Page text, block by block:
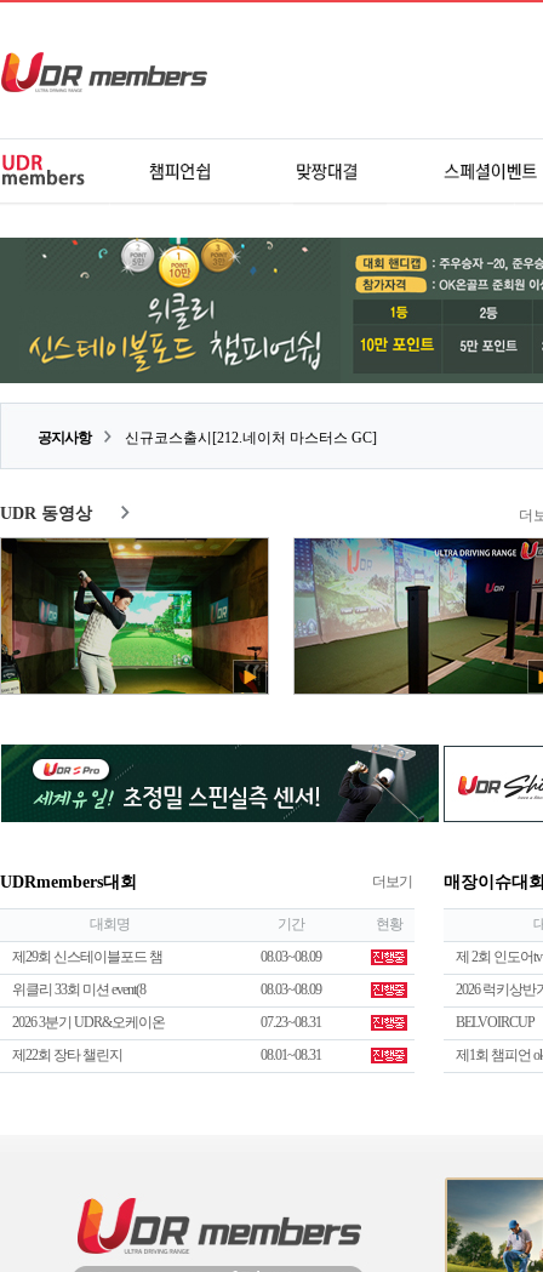
공지사항 신규코스출시[212.네이처 마스터스 GC]
UDR 동영상 더
UDRmembers대회 더보기
대회명 기간
현황
제29회 신스테이블포드 챔
08.03~08.09
위클리 33회 미션 event(8
08.03~08.09
2026 3분기 UDR&오케이온
07.23~08.31
제22회 장타 챌린지
08.01~08.31
매장이슈대
제 2회 인도어
2026 럭키상반
BELVOIRCUP
제1회 챔피언